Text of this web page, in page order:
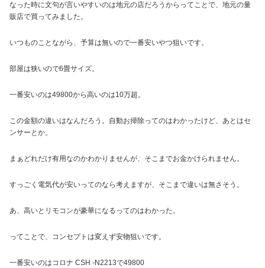
なった時に文句が言いやすいのは地元の店だろうからってことで、地元の量
販店で買ってみました。
いつものことながら、予算は無いので一番安いやつ狙いです。
部屋は狭いので6畳サイズ。
一番安いのは49800から高いのは10万超。
この金額の違いはなんだろう。自動お掃除ってのはわかったけど、あとはセ
ンサーとか。
まぁどれだけ有用なのかわかりませんが、そこまでお金かけられません。
すっごく電気代が安いってのなら考えますが、そこまで違いは無さそう。
あ、高いとリモコンが豪華になるってのはわかった。
ってことで、コンセプトは変えず安物狙いです。
一番安いのはコロナ CSH -N2213で49800